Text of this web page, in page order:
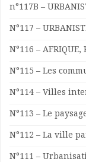
Présentation du
Comité de
développement
Kiosk
Nos actions
Podcast-AdP
Journées
Concours vidéo
n°117B –
N°117 –
N°116 – AFRIQUE,
N°115 – Les
N°114 – Villes
N°113 – Le
N°112 – La ville
N°111 –